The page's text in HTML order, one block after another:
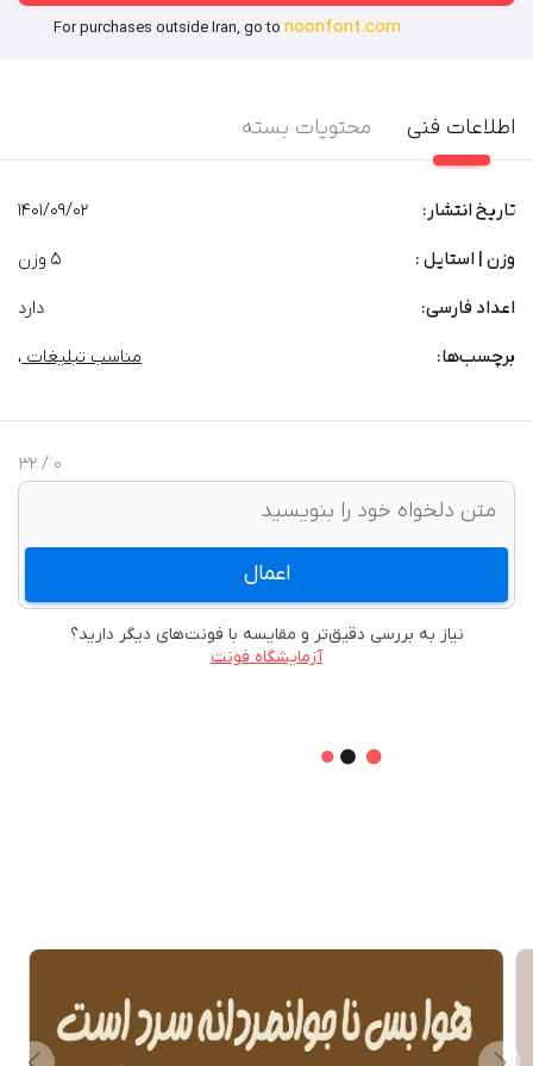
For purchases outside Iran, go to noonfont.com
اطلاعات فنی محتویات بسته
تاریخ انتشار: 1401/09/02
وزن | استایل : 5 وزن
اعداد فارسی: دارد
برچسب‌‌ها: مناسب تبلیغات ،
0
/ 32
اعمال
نیاز به بررسی دقیق‌تر و مقایسه با فونت‌های دیگر دارید؟
آزمایشگاه فونت